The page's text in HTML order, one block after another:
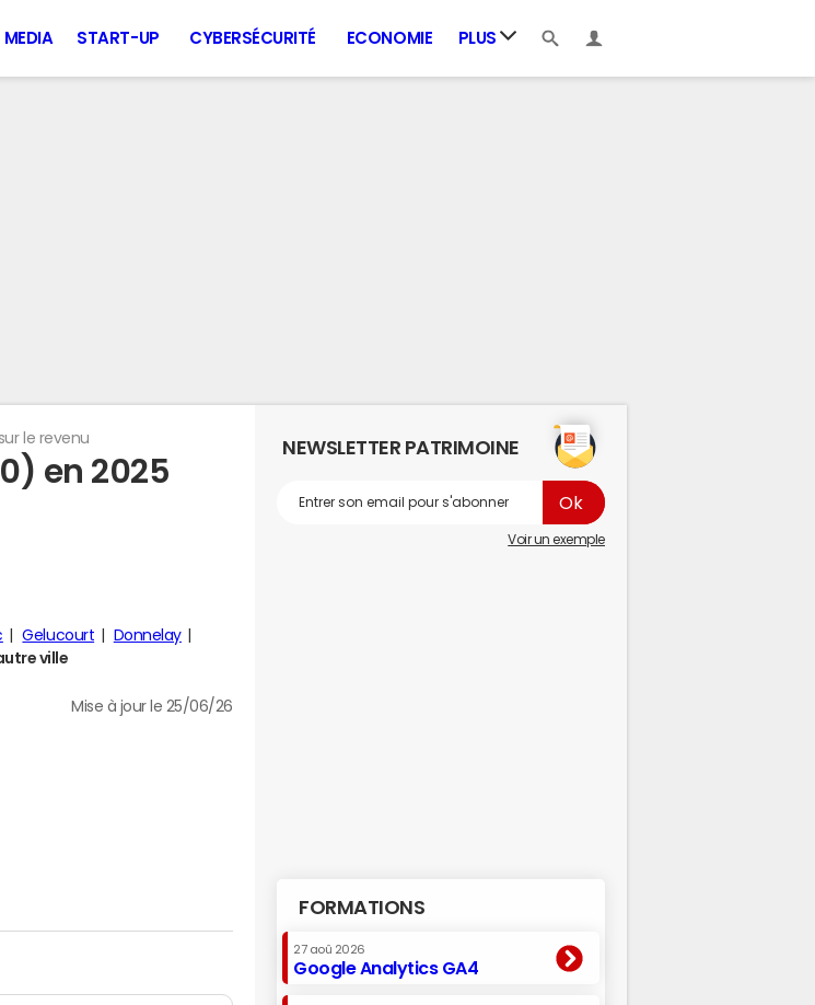
MEDIA START-UP CYBERSÉCURITÉ ECONOMIE PLUS
le revenu
en 2025
Gelucourt
Donnelay
ville
Mise à jour le 25/06/26
NEWSLETTER PATRIMOINE
Voir un exemple
FORMATIONS
27 aoû 2026
Google Analytics GA4